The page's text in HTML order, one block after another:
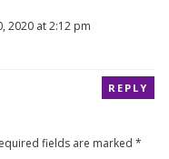
2020 at 2:12 pm
REPLY
fields are marked *